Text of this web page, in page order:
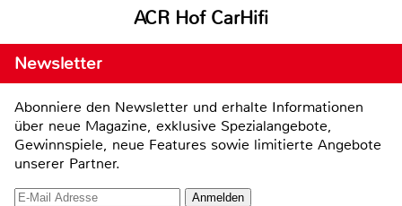
ACR Hof CarHifi
Newsletter
Abonniere den Newsletter und erhalte Informationen
über neue Magazine, exklusive Spezialangebote,
Gewinnspiele, neue Features sowie limitierte Angebote
unserer Partner.